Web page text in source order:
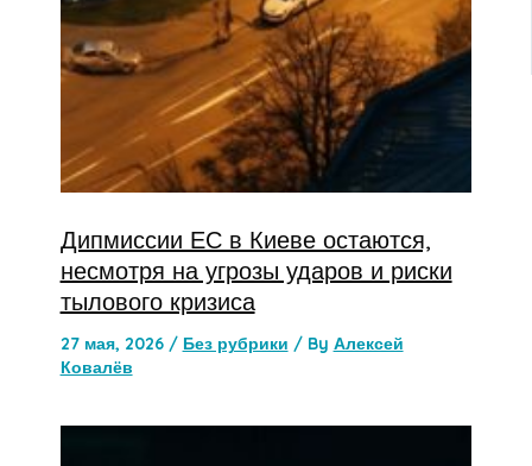
Дипмиссии ЕС в Киеве остаются,
несмотря на угрозы ударов и риски
тылового кризиса
27 мая, 2026 / Без рубрики / By Алексей
Ковалёв